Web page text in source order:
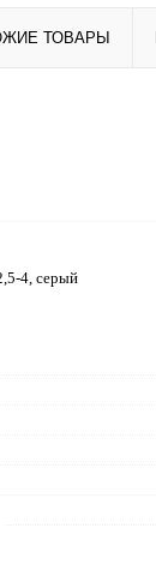
ТОВАРЫ
4, серый